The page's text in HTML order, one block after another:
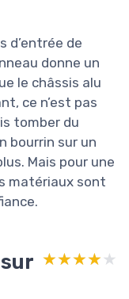
d’entrée de
donne un
le châssis alu
ce n’est pas
tomber du
bourrin sur un
Mais pour une
matériaux sont
★★★★★
★★★★★